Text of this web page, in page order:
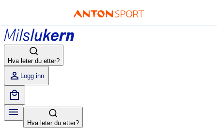
Hva leter du etter?
Logg inn
Hva leter du etter?